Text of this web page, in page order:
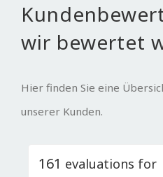
wir bewertet
Hier finden Sie eine
unserer Kunden.
161 evaluations for